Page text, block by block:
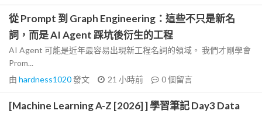
從 Prompt 到 Graph Engineering：這些不只是新名
詞，而是 AI Agent 踩坑後衍生的工程
AI Agent 可能是近年最容易出現新工程名詞的領域。 我們才剛學會
Prom...
由 hardness1020發文 21 小時前 0個留言
[Machine Learning A-Z [2026] ] 學習筆記 Day3 Data